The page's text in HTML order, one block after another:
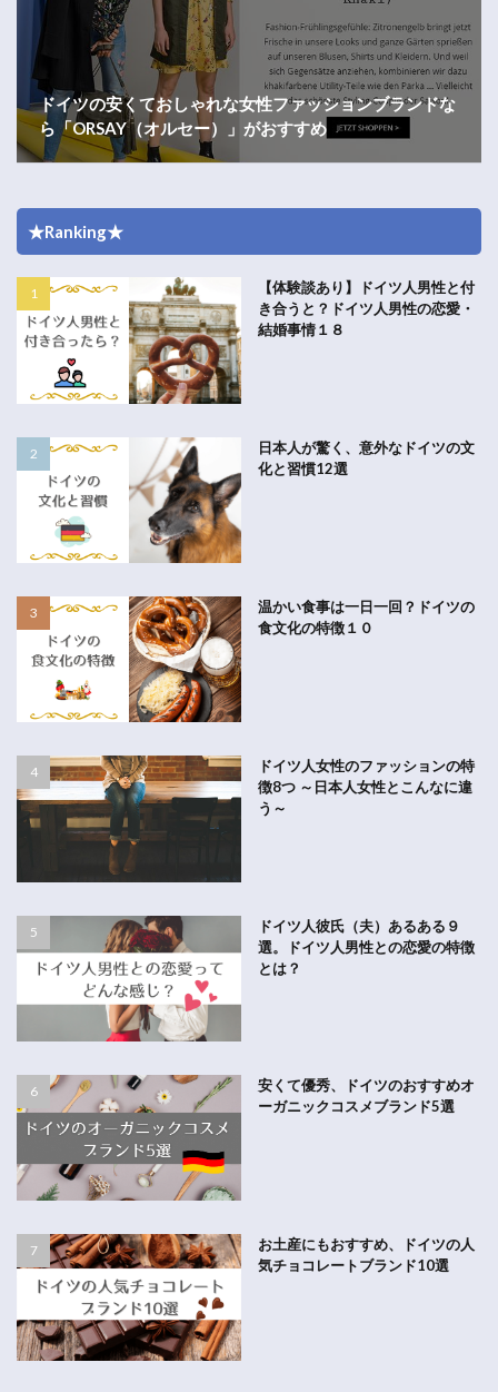
ドイツの安くておしゃれな女性ファッションブランドな
ら「ORSAY（オルセー）」がおすすめ
★Ranking★
【体験談あり】ドイツ人男性と付
き合うと？ドイツ人男性の恋愛・
結婚事情１８
日本人が驚く、意外なドイツの文
化と習慣12選
温かい食事は一日一回？ドイツの
食文化の特徴１０
ドイツ人女性のファッションの特
徴8つ ～日本人女性とこんなに違
う～
ドイツ人彼氏（夫）あるある９
選。ドイツ人男性との恋愛の特徴
とは？
安くて優秀、ドイツのおすすめオ
ーガニックコスメブランド5選
お土産にもおすすめ、ドイツの人
気チョコレートブランド10選